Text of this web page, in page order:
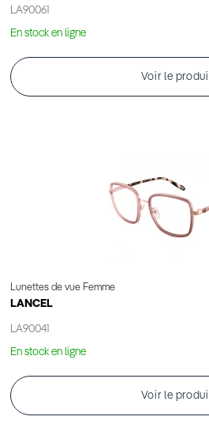
LA90061
En stock en ligne
Voir le
Lunettes de vue Femme
LANCEL
LA90041
En stock en ligne
Voir le